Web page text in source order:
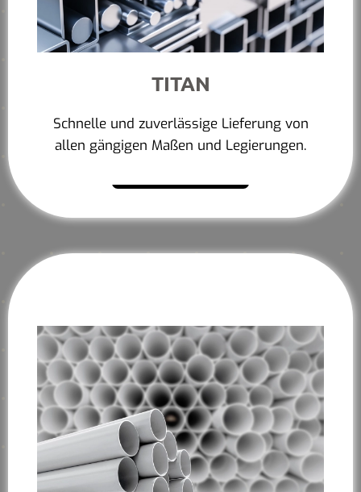
TITAN
Schnelle und zuverlässige Lieferung von
allen gängigen Maßen und Legierungen.